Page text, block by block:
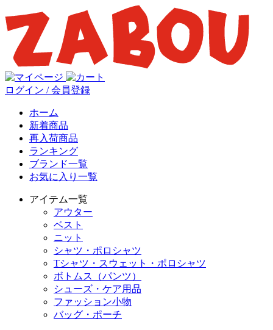
ログイン / 会員登録
ホーム
新着商品
再入荷商品
ランキング
ブランド一覧
お気に入り一覧
アイテム一覧
アウター
ベスト
ニット
シャツ・ポロシャツ
Tシャツ・スウェット・ポロシャツ
ボトムス（パンツ）
シューズ・ケア用品
ファッション小物
バッグ・ポーチ